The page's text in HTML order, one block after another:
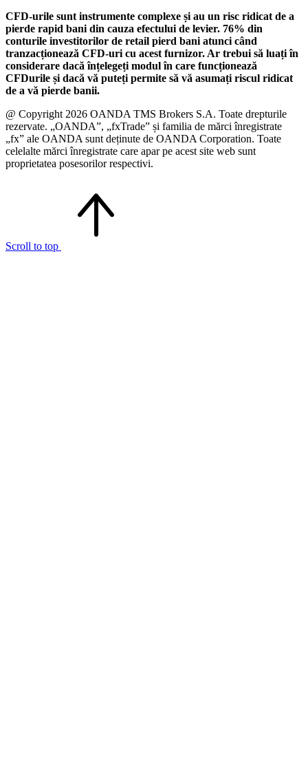
CFD-urile sunt instrumente complexe și au un risc ridicat de a
pierde rapid bani din cauza efectului de levier. 76% din
conturile investitorilor de retail pierd bani atunci când
tranzacționează CFD-uri cu acest furnizor. Ar trebui să luați în
considerare dacă înțelegeți modul în care funcționează
CFDurile și dacă vă puteți permite să vă asumați riscul ridicat
de a vă pierde banii.
@ Copyright 2026 OANDA TMS Brokers S.A. Toate drepturile
rezervate. „OANDA”, „fxTrade” și familia de mărci înregistrate
„fx” ale OANDA sunt deținute de OANDA Corporation. Toate
celelalte mărci înregistrate care apar pe acest site web sunt
proprietatea posesorilor respectivi.
Scroll to top